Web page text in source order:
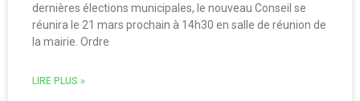
dernières élections municipales, le nouveau Conseil se
réunira le 21 mars prochain à 14h30 en salle de réunion de
la mairie. Ordre
LIRE PLUS »